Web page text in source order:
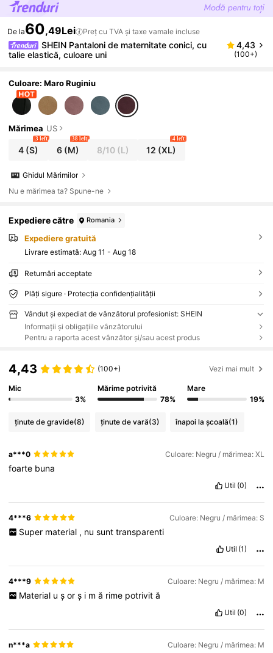
De la60,49Lei Preț cu TVA și taxe vamale incluse
SHEIN Pantaloni de maternitate conici, cu
talie elastică, culoare uni
4,43
(100+)
Culoare: Maro Ruginiu
Mărimea US
4 (S)
3 left
6 (M)
38 left
8/10(L) 12 (XL)
4 left
Ghidul Mărimilor
Nu e mărimea ta? Spune-ne
Expediere către Romania
Expediere gratuită
Livrare estimată: Aug 11 - Aug 18
Returnări acceptate
Plăți sigure · Protecția confidențialității
Vândut și expediat de vânzătorul profesionist: SHEIN
Informații și obligațiile vânzătorului
Pentru a raporta acest vânzător și/sau acest produs
4,43 (100+) Vezi mai mult
Mic
3%
Mărime potrivită
78%
Mare
19%
ținute de gravide(8) ținute de vară(3) înapoi la școală(1)
a***0 Culoare: Negru / mărimea: XL
foarte buna
Util (0)
4***6 Culoare: Negru / mărimea: S
Super material , nu sunt transparenti
Util (1)
4***9 Culoare: Negru / mărimea: M
Material u ș or ș i m ă rime potrivit ă
Util (0)
n***a Culoare: Negru / mărimea: M